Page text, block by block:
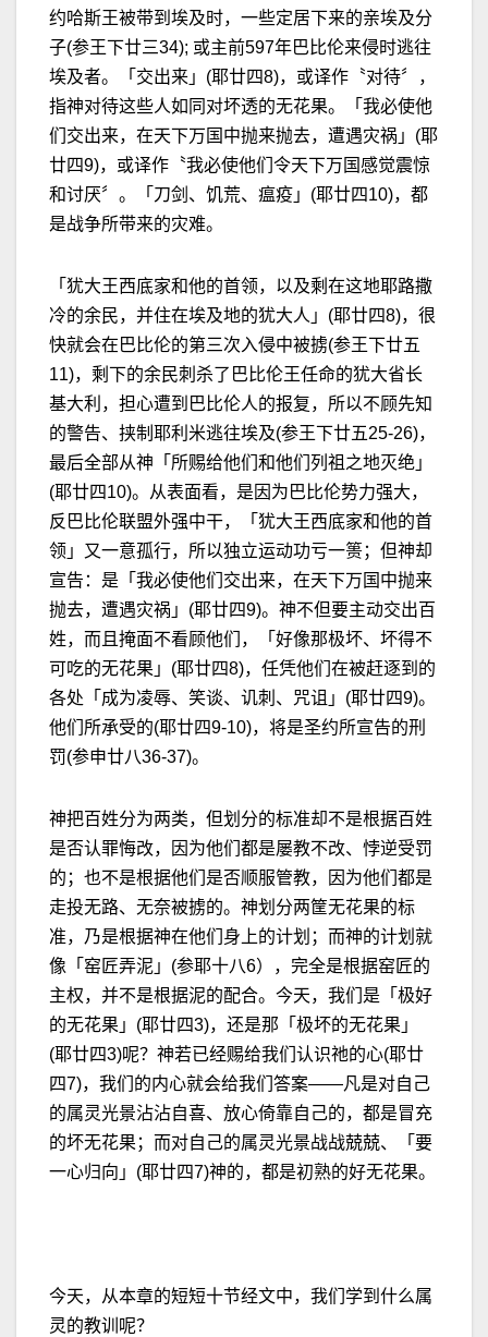
约哈斯王被带到埃及时，一些定居下来的亲埃及分
子(参王下廿三34); 或主前597年巴比伦来侵时逃往
埃及者。「交出来」(耶廿四8)，或译作〝对待〞，
指神对待这些人如同对坏透的无花果。「我必使他
们交出来，在天下万国中抛来抛去，遭遇灾祸」(耶
廿四9)，或译作〝我必使他们令天下万国感觉震惊
和讨厌〞。「刀剑、饥荒、瘟疫」(耶廿四10)，都
是战争所带来的灾难。
「犹大王西底家和他的首领，以及剩在这地耶路撒
冷的余民，并住在埃及地的犹大人」(耶廿四8)，很
快就会在巴比伦的第三次入侵中被掳(参王下廿五
11)，剩下的余民刺杀了巴比伦王任命的犹大省长
基大利，担心遭到巴比伦人的报复，所以不顾先知
的警告、挟制耶利米逃往埃及(参王下廿五25-26)，
最后全部从神「所赐给他们和他们列祖之地灭绝」
(耶廿四10)。从表面看，是因为巴比伦势力强大，
反巴比伦联盟外强中干，「犹大王西底家和他的首
领」又一意孤行，所以独立运动功亏一篑；但神却
宣告：是「我必使他们交出来，在天下万国中抛来
抛去，遭遇灾祸」(耶廿四9)。神不但要主动交出百
姓，而且掩面不看顾他们，「好像那极坏、坏得不
可吃的无花果」(耶廿四8)，任凭他们在被赶逐到的
各处「成为凌辱、笑谈、讥刺、咒诅」(耶廿四9)。
他们所承受的(耶廿四9-10)，将是圣约所宣告的刑
罚(参申廿八36-37)。
神把百姓分为两类，但划分的标准却不是根据百姓
是否认罪悔改，因为他们都是屡教不改、悖逆受罚
的；也不是根据他们是否顺服管教，因为他们都是
走投无路、无奈被掳的。神划分两筐无花果的标
准，乃是根据神在他们身上的计划；而神的计划就
像「窑匠弄泥」(参耶十八6），完全是根据窑匠的
主权，并不是根据泥的配合。今天，我们是「极好
的无花果」(耶廿四3)，还是那「极坏的无花果」
(耶廿四3)呢？神若已经赐给我们认识祂的心(耶廿
四7)，我们的内心就会给我们答案——凡是对自己
的属灵光景沾沾自喜、放心倚靠自己的，都是冒充
的坏无花果；而对自己的属灵光景战战兢兢、「要
一心归向」(耶廿四7)神的，都是初熟的好无花果。
今天，从本章的短短十节经文中，我们学到什么属
灵的教训呢？